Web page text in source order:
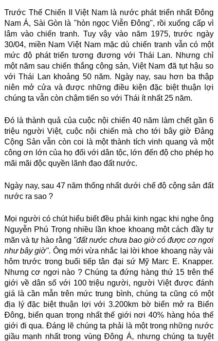
Trước Thế Chiến II Việt Nam là nước phát triển nhất Đông
Nam Á, Sài Gòn là "hòn ngọc Viễn Đông", rồi xuống cấp vì
lâm vào chiến tranh. Tuy vậy vào năm 1975, trước ngày
30/04, miền Nam Việt Nam mặc dù chiến tranh vẫn có một
mức độ phát triển tương đương với Thái Lan. Nhưng chỉ
một năm sau chiến thắng cộng sản, Việt Nam đã tụt hậu so
với Thái Lan khoảng 50 năm. Ngày nay, sau hơn ba thập
niên mở cửa và được những điều kiện đặc biệt thuận lợi
chúng ta vẫn còn chậm tiến so với Thái ít nhất 25 năm.
Đó là thành quả của cuộc nội chiến 40 năm làm chết gần 6
triệu người Việt, cuộc nội chiến mà cho tới bây giờ Đảng
Cộng Sản vẫn còn coi là một thành tích vinh quang và một
công ơn lớn của họ đối với dân tộc, lớn đến độ cho phép họ
mãi mãi độc quyền lãnh đạo đất nước.
Ngày nay, sau 47 năm thống nhất dưới chế độ cộng sản đất
nước ra sao ?
Mọi người có chút hiểu biết đều phải kinh ngạc khi nghe ông
Nguyễn Phú Trọng nhiều lần khoe khoang một cách đầy tự
mãn và tự hào rằng "đất nước chưa bao giờ có được cơ ngơi
như bây giờ". Ông mới vừa nhắc lại lời khoe khoang này vài
hôm trước trong buổi tiếp tân đại sứ Mỹ Marc E. Knapper.
Nhưng cơ ngơi nào ? Chúng ta đứng hàng thứ 15 trên thế
giới về dân số với 100 triệu người, người Việt được đánh
giá là cần mẫn trên mức trung bình, chúng ta cũng có một
địa lý đặc biệt thuận lợi với 3.200km bờ biển mở ra Biển
Đông, biển quan trọng nhất thế giới nơi 40% hàng hóa thế
giới đi qua. Đáng lẽ chúng ta phải là một trong những nước
giầu mạnh nhất trong vùng Đông Á, nhưng chúng ta tuyệt